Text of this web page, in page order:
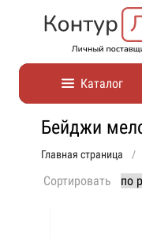
Каталог
Бейджи
Главная страница
Сортировать